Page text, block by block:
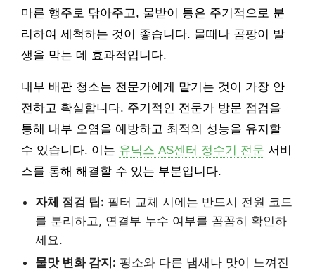
마른 행주로 닦아주고, 물받이 통은 주기적으로 분
리하여 세척하는 것이 좋습니다. 물때나 곰팡이 발
생을 막는 데 효과적입니다.
내부 배관 청소는 전문가에게 맡기는 것이 가장 안
전하고 확실합니다. 주기적인 전문가 방문 점검을
통해 내부 오염을 예방하고 최적의 성능을 유지할
수 있습니다. 이는 유닉스 AS센터 정수기 전문 서비
스를 통해 해결할 수 있는 부분입니다.
자체 점검 팁: 필터 교체 시에는 반드시 전원 코드
를 분리하고, 연결부 누수 여부를 꼼꼼히 확인하
세요.
물맛 변화 감지: 평소와 다른 냄새나 맛이 느껴진